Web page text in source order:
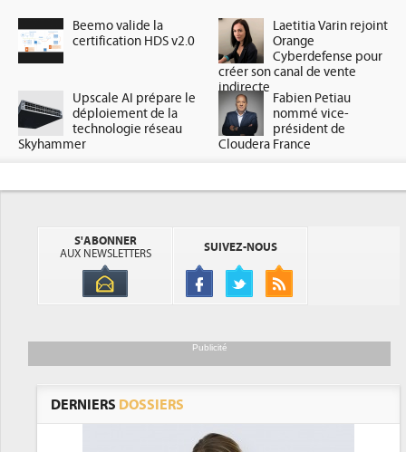
Beemo valide la
certification HDS v2.0
Laetitia Varin rejoint
Orange
Cyberdefense pour
créer son canal de vente
indirecte
Upscale AI prépare le
déploiement de la
technologie réseau
Skyhammer
Fabien Petiau
nommé vice-
président de
Cloudera France
S'ABONNER
AUX NEWSLETTERS
SUIVEZ-NOUS
Publicité
DERNIERS DOSSIERS